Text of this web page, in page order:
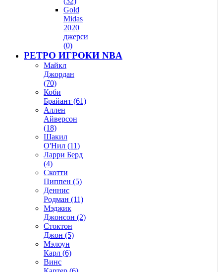
Gold
Midas
2020
джерси
(0)
РЕТРО ИГРОКИ NBA
Майкл
Джордан
(70)
Коби
Брайант (61)
Аллен
Айверсон
(18)
Шакил
О'Нил (11)
Ларри Берд
(4)
Скотти
Пиппен (5)
Деннис
Родман (11)
Мэджик
Джонсон (2)
Стоктон
Джон (5)
Мэлоун
Карл (6)
Винс